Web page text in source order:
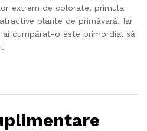
extrem de colorate, primula
plante de primăvară. Iar
cumpărat-o este primordial să